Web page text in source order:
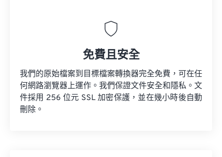
免費且安全
我們的原始檔案到目標檔案轉換器完全免費，可在任
何網路瀏覽器上運作。我們保證文件安全和隱私。文
件採用 256 位元 SSL 加密保護，並在幾小時後自動
刪除。